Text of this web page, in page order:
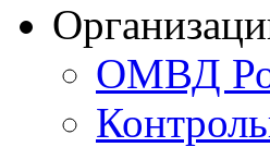
ОМВД